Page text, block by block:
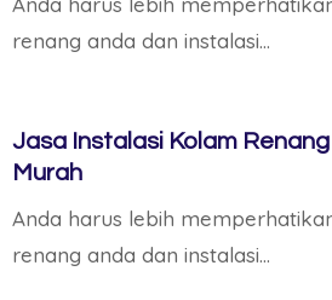
renang anda dan instalasi…
Jasa Instalasi Kolam
Murah
Anda harus lebih
renang anda dan instalasi…